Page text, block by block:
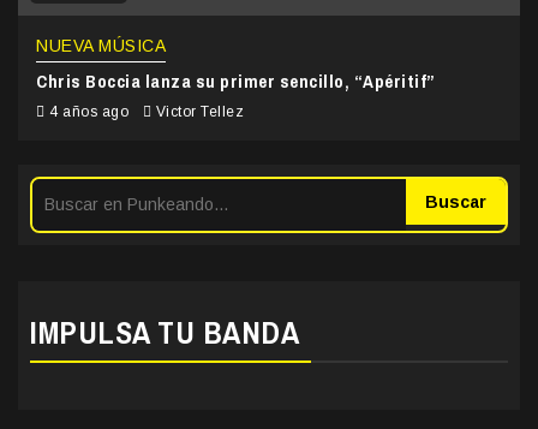
NUEVA MÚSICA
Chris Boccia lanza su primer sencillo, “Apéritif”
4 años ago Victor Tellez
Buscar
IMPULSA TU BANDA